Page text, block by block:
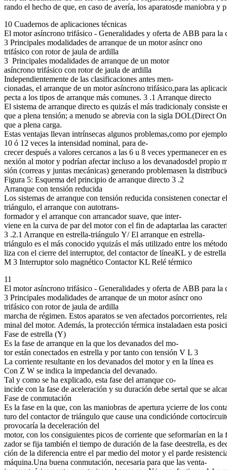
rando el hecho de que, en caso de avería, los aparatosde maniobra
10 Cuadernos de aplicaciones técnicas
El motor asíncrono trifásico - Generalidades y oferta de ABB para la
3 Principales modalidades de arranque de un motor asíncr ono
trifásico con rotor de jaula de ardilla
3 Principales modalidades de arranque de un motor
asíncrono trifásico con rotor de jaula de ardilla
Independientemente de las clasificaciones antes men-
cionadas, el arranque de un motor asíncrono trifásico,para las
pecta a los tipos de arranque más comunes. 3 .1 Arranque directo
El sistema de arranque directo es quizás el más tradicionaly
que a plena tensión; a menudo se abrevia con la sigla DOL(Direct
que a plena carga.
Estas ventajas llevan intrínsecas algunos problemas,como por
10 ó 12 veces la intensidad nominal, para de-
crecer después a valores cercanos a las 6 u 8 veces ypermanecer
nexión al motor y podrían afectar incluso a los devanadosdel propio
sión (correas y juntas mecánicas) generando problemasen la
Figura 5: Esquema del principio de arranque directo 3 .2
Arranque con tensión reducida
Los sistemas de arranque con tensión reducida consistenen
triángulo, el arranque con autotrans-
formador y el arranque con arrancador suave, que inter-
viene en la curva de par del motor con el fin de adaptarlaa las
3 .2.1 Arranque en estrella-triángulo Y/ El arranque en estrella-
triángulo es el más conocido yquizás el más utilizado entre los
liza con el cierre del interruptor, del contactor de líneaKL y de
M 3 Interruptor solo magnético Contactor KL Relé térmico
11
El motor asíncrono trifásico - Generalidades y oferta de ABB para la
3 Principales modalidades de arranque de un motor asíncr ono
trifásico con rotor de jaula de ardilla
marcha de régimen. Estos aparatos se ven afectados porcorrientes,
minal del motor. Además, la protección térmica instaladaen esta
Fase de estrella (Y)
Es la fase de arranque en la que los devanados del mo-
tor están conectados en estrella y por tanto con tensión V L 3
La corriente resultante en los devanados del motor y en la línea es
Con Z W se indica la impedancia del devanado.
Tal y como se ha explicado, esta fase del arranque co-
incide con la fase de aceleración y su duración debe sertal que se
Fase de conmutación
Es la fase en la que, con las maniobras de apertura ycierre de los
turo del contactor de triángulo que cause una condiciónde
provocaría la deceleración del
motor, con los consiguientes picos de corriente que seformarían en
zador se fija también el tiempo de duración de la fase deestrella, es
ción de la diferencia entre el par medio del motor y el parde
máquina.Una buena conmutación, necesaria para que las venta-